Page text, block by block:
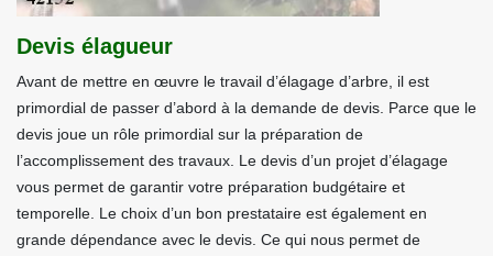
Devis élagueur
Avant de mettre en œuvre le travail d’élagage d’arbre, il est
primordial de passer d’abord à la demande de devis. Parce que le
devis joue un rôle primordial sur la préparation de
l’accomplissement des travaux. Le devis d’un projet d’élagage
vous permet de garantir votre préparation budgétaire et
temporelle. Le choix d’un bon prestataire est également en
grande dépendance avec le devis. Ce qui nous permet de